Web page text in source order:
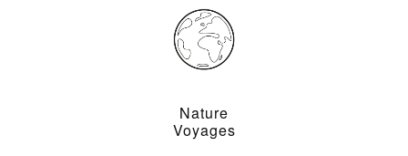
Nature
Voyages